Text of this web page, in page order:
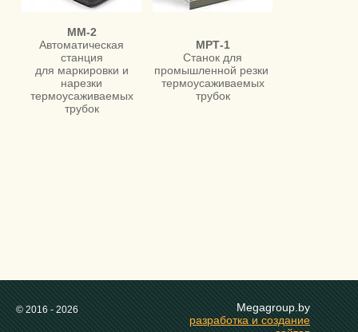
ММ-2
Автоматическая
станция
для маркировки и
нарезки
термоусаживаемых
трубок
МРТ-1
Станок для
промышленной резки
термоусаживаемых
трубок
© 2016 - 2026
Megagroup.by
разработка и создание